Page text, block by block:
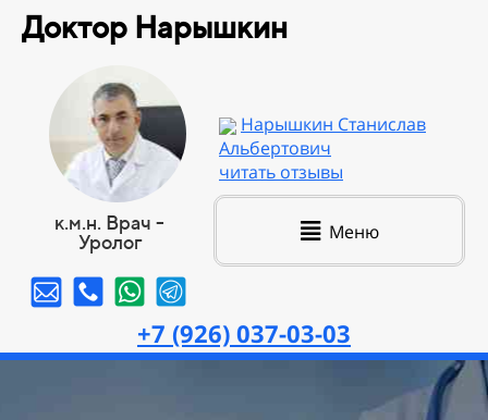
Доктор Нарышкин
к.м.н. Врач -
Уролог
Нарышкин Станислав
Альбертович
читать отзывы
Меню
+7 (926) 037-03-03